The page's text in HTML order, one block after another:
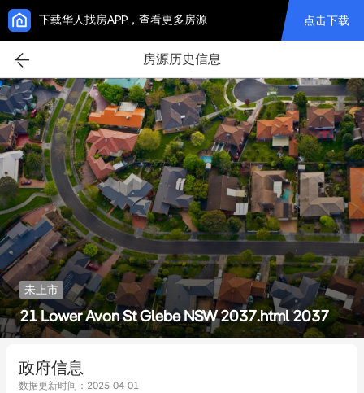
下载华人找房APP，查看更多房源 点击下载
房源历史信息
未上市
21 Lower Avon St Glebe NSW 2037.html 2037
政府信息
数据更新时间： 2025-04-01